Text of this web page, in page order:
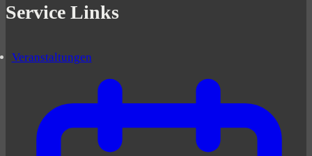
Service Links
Veranstaltungen